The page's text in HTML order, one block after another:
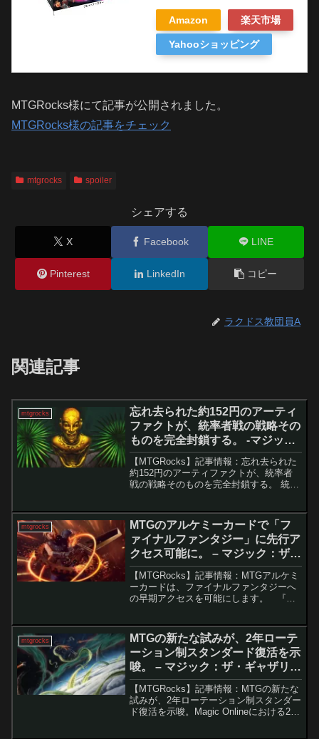
Amazon 楽天市場
Yahooショッピング
MTGRocks様にて記事が公開されました。
MTGRocks様の記事をチェック
mtgrocks spoiler
シェアする
X Facebook LINE
Pinterest LinkedIn コピー
ラクドス教団員A
関連記事
mtgrocks
忘れ去られた約152円のアーティ
ファクトが、統率者戦の戦略その
ものを完全封鎖する。 -マジッ
ク：ザ・ギャザリング
【MTGRocks】記事情報：忘れ去られた
約152円のアーティファクトが、統率者
戦の戦略そのものを完全封鎖する。 統率
ます。しかし、そうした“暴走気味の戦
略”を止めるの...
mtgrocks
MTGのアルケミーカードで「フ
ァイナルファンタジー」に先行ア
クセス可能に。 – マジック：ザ・
ギャザリング
【MTGRocks】記事情報：MTGアルケミ
ーカードは、ファイナルファンタジーへ
の早期アクセスを可能にします。 『マ
リース前ながら、一部プレイヤーはMTG
アリーナで...
mtgrocks
MTGの新たな試みが、2年ローテ
ーション制スタンダード復活を示
唆。 – マジック：ザ・ギャザリン
グ
【MTGRocks】記事情報：MTGの新たな
試みが、2年ローテーション制スタンダー
ド復活を示唆。Magic Onlineにおける2年